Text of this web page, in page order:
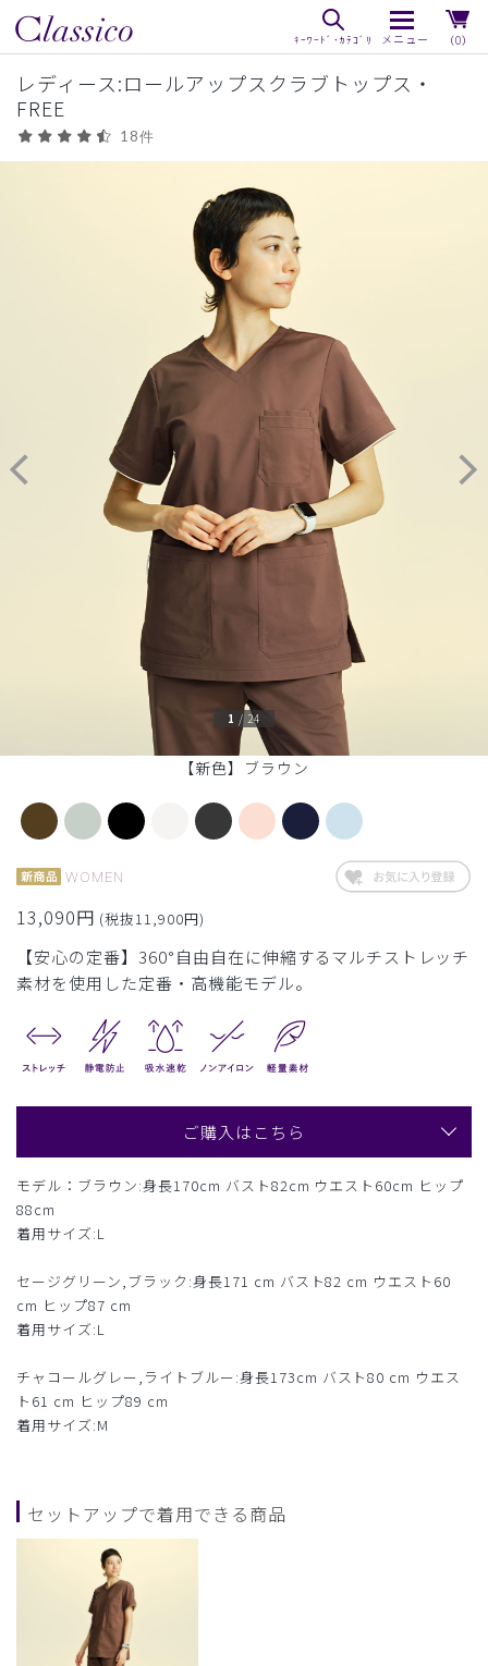
（0）
レディース:ロールアップスクラブトップス・
FREE
18件
【新色】ブラウン
1 / 24
WOMEN
13,090円 (税抜11,900円)
【安心の定番】360°自由自在に伸縮するマルチストレッチ
素材を使用した定番・高機能モデル。
ご購入はこちら
モデル：ブラウン:身長170cm バスト82cm ウエスト60cm ヒップ
88cm
着用サイズ:L
セージグリーン,ブラック:身長171 cm バスト82 cm ウエスト60
cm ヒップ87 cm
着用サイズ:L
チャコールグレー,ライトブルー:身長173cm バスト80 cm ウエス
ト61 cm ヒップ89 cm
着用サイズ:M
セットアップで着用できる商品